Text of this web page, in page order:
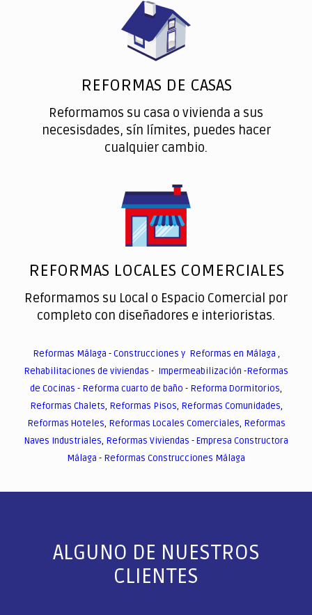
REFORMAS DE CASAS
Reformamos su casa o vivienda a sus
necesisdades, sín límites, puedes hacer
cualquier cambio.
REFORMAS LOCALES COMERCIALES
Reformamos su Local o Espacio Comercial por
completo con diseñadores e interioristas.
Reformas Málaga -Construcciones y Reformas en Málaga ,
Rehabilitaciones de viviendas - Impermeabilización -Reformas
de Cocinas - Reforma cuarto de baño - Reforma Dormitorios,
Reformas Chalets, Reformas Pisos, Reformas Comunidades,
Reformas Hoteles, Reformas Locales Comerciales, Reformas
Naves Industriales, Reformas Viviendas -Empresa Constructora
Málaga - Reformas Construcciones Málaga
ALGUNO DE NUESTROS
CLIENTES